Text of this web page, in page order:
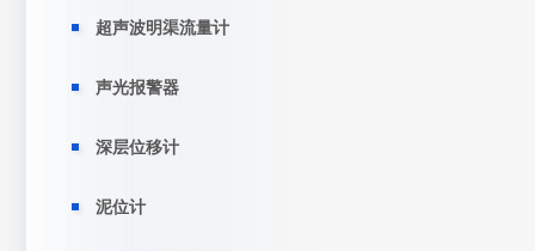
超声波明渠流量计
声光报警器
深层位移计
泥位计